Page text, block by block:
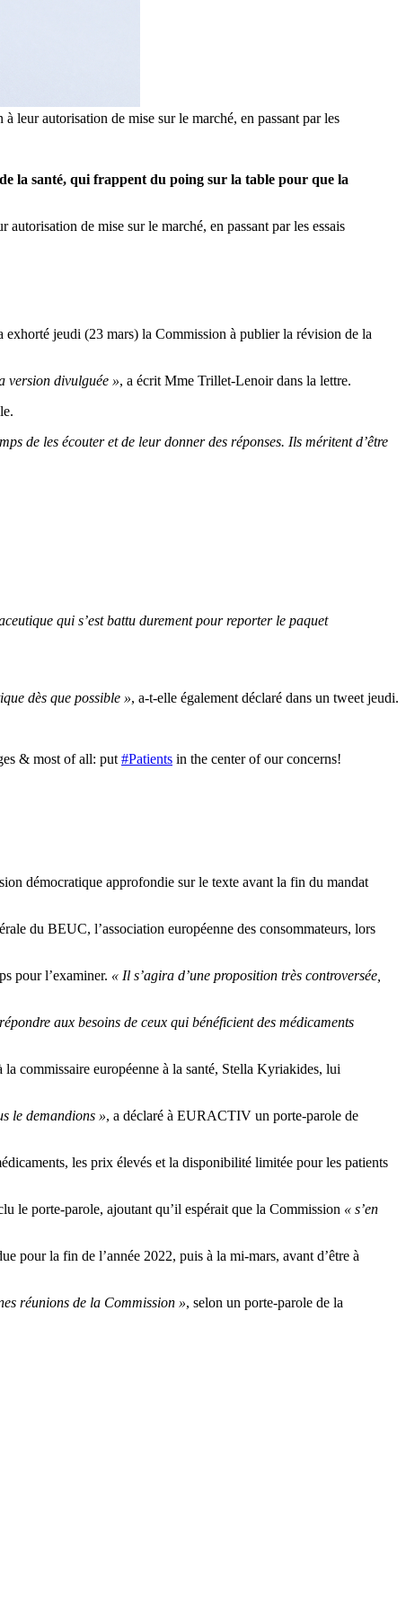
autorisation de mise sur le marché, en passant par les
la santé, qui frappent du poing sur la table pour que la
de mise sur le marché, en passant par les essais
jeudi (23 mars) la Commission à publier la révision de la
version divulguée », a écrit Mme Trillet-Lenoir dans la lettre.
de les écouter et de leur donner des réponses. Ils méritent d’être
qui s’est battu durement pour reporter le paquet
dès que possible », a-t-elle également déclaré dans un tweet jeudi.
& most of all: put #Patients in the center of our concerns!
démocratique approfondie sur le texte avant la fin du mandat
du BEUC, l’association européenne des consommateurs, lors
pour l’examiner. « Il s’agira d’une proposition très controversée,
aux besoins de ceux qui bénéficient des médicaments
commissaire européenne à la santé, Stella Kyriakides, lui
le demandions », a déclaré à EURACTIV un porte-parole de
les prix élevés et la disponibilité limitée pour les patients
le porte-parole, ajoutant qu’il espérait que la Commission « s’en
pour la fin de l’année 2022, puis à la mi-mars, avant d’être à
réunions de la Commission », selon un porte-parole de la